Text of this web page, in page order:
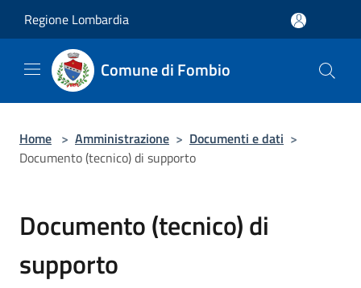
Regione Lombardia
Comune di Fombio
Home > Amministrazione > Documenti e dati >
Documento (tecnico) di supporto
Documento (tecnico) di
supporto